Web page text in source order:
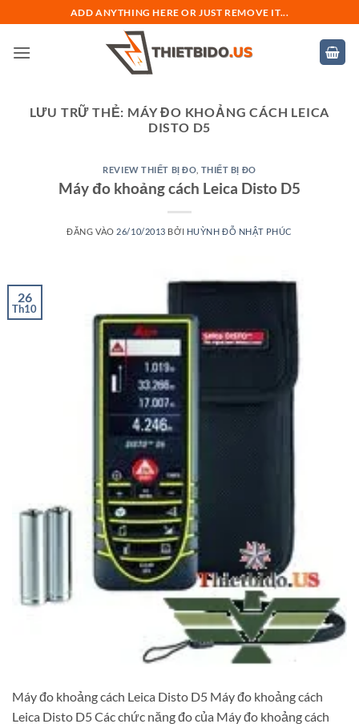
qua
nội
ADD ANYTHING HERE OR JUST REMOVE IT...
LƯU TRỮ THẺ: MÁY ĐO KHOẢNG CÁCH LEICA
DISTO D5
REVIEW THIẾT BỊ ĐO THIẾT BỊ ĐO
Máy đo khoảng cách Leica Disto D5
ĐĂNG VÀO 26/10/2013 BỞI HUỲNH ĐỖ NHẬT PHÚC
26
Th10
Máy đo khoảng cách Leica Disto D5 Máy đo khoảng cách
Leica Disto D5 Các chức năng đo của Máy đo khoảng cách